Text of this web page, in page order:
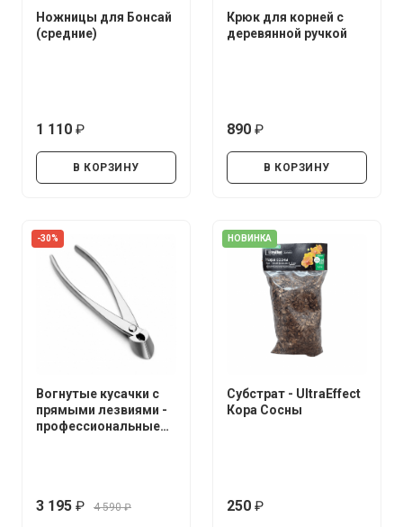
Ножницы для Бонсай
(средние)
1 110
В КОРЗИНУ
Крюк для корней с
деревянной ручкой
890
В КОРЗИНУ
-30%
Вогнутые кусачки с
прямыми лезвиями -
профессиональные
3 195
4 590
НОВИНКА
Субстрат - UltraEffect
Кора Сосны
250